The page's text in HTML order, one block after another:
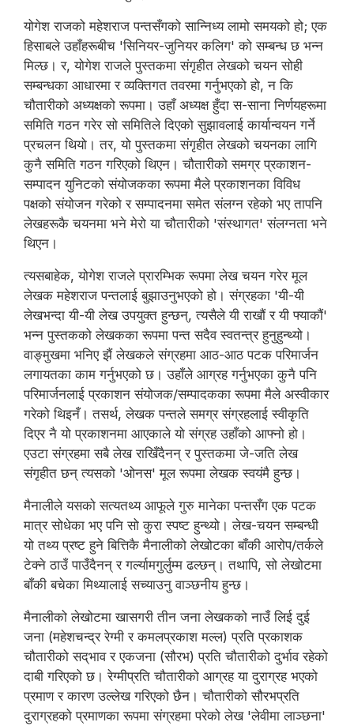
योगेश राजको महेशराज पन्तसँगको सान्निध्य लामो समयको हो; एक
हिसाबले उहाँहरूबीच 'सिनियर-जुनियर कलिग' को सम्बन्ध छ भन्न
मिल्छ। र, योगेश राजले पुस्तकमा संगृहीत लेखको चयन सोही
सम्बन्धका आधारमा र व्यक्तिगत तवरमा गर्नुभएको हो, न कि
चौतारीको अध्यक्षको रूपमा। उहाँ अध्यक्ष हुँदा स-साना निर्णयहरूमा
समिति गठन गरेर सो समितिले दिएको सुझावलाई कार्यान्वयन गर्ने
प्रचलन थियो। तर, यो पुस्तकमा संगृहीत लेखको चयनका लागि
कुनै समिति गठन गरिएको थिएन। चौतारीको समग्र प्रकाशन-
सम्पादन युनिटको संयोजकका रूपमा मैले प्रकाशनका विविध
पक्षको संयोजन गरेको र सम्पादनमा समेत संलग्न रहेको भए तापनि
लेखहरूकै चयनमा भने मेरो या चौतारीको 'संस्थागत' संलग्नता भने
थिएन।
त्यसबाहेक, योगेश राजले प्रारम्भिक रूपमा लेख चयन गरेर मूल
लेखक महेशराज पन्तलाई बुझाउनुभएको हो। संग्रहका 'यी-यी
लेखभन्दा यी-यी लेख उपयुक्त हुन्छन्, त्यसैले यी राखौं र यी फ्याकौं'
भन्न पुस्तकको लेखकका रूपमा पन्त सदैव स्वतन्त्र हुनुहुन्थ्यो।
वाङ्मुखमा भनिए झैं लेखकले संग्रहमा आठ-आठ पटक परिमार्जन
लगायतका काम गर्नुभएको छ। उहाँले आग्रह गर्नुभएका कुनै पनि
परिमार्जनलाई प्रकाशन संयोजक/सम्पादकका रूपमा मैले अस्वीकार
गरेको थिइनँ। तसर्थ, लेखक पन्तले समग्र संग्रहलाई स्वीकृति
दिएर नै यो प्रकाशनमा आएकाले यो संग्रह उहाँको आफ्नो हो।
एउटा संग्रहमा सबै लेख राखिँदैनन् र पुस्तकमा जे-जति लेख
संगृहीत छन् त्यसको 'ओनस' मूल रूपमा लेखक स्वयंमै हुन्छ।
मैनालीले यसको सत्यतथ्य आफूले गुरु मानेका पन्तसँग एक पटक
मात्र सोधेका भए पनि सो कुरा स्पष्ट हुन्थ्यो। लेख-चयन सम्बन्धी
यो तथ्य प्रष्ट हुने बित्तिकै मैनालीको लेखोटका बाँकी आरोप/तर्कले
टेक्ने ठाउँ पाउँदैनन् र गर्ल्यामगुर्लुम्म ढल्छन्। तथापि, सो लेखोटमा
बाँकी बचेका मिथ्यालाई सच्याउनु वाञ्छनीय हुन्छ।
मैनालीको लेखोटमा खासगरी तीन जना लेखकको नाउँ लिई दुई
जना (महेशचन्द्र रेग्मी र कमलप्रकाश मल्ल) प्रति प्रकाशक
चौतारीको सद्‌भाव र एकजना (सौरभ) प्रति चौतारीको दुर्भाव रहेको
दाबी गरिएको छ। रेग्मीप्रति चौतारीको आग्रह या दुराग्रह भएको
प्रमाण र कारण उल्लेख गरिएको छैन। चौतारीको सौरभप्रति
दुराग्रहको प्रमाणका रूपमा संग्रहमा परेको लेख 'लेवीमा लाञ्छना'